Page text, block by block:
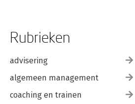
Rubrieken
advisering
algemeen management
coaching en trainen